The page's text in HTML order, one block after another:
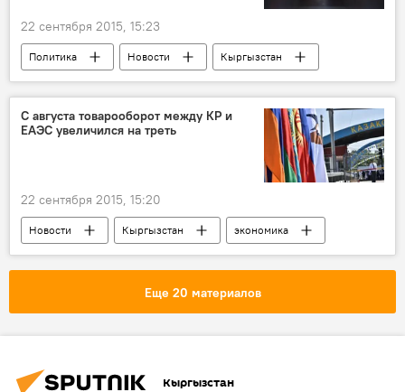
22 сентября 2015, 15:23
Политика Новости
Кыргызстан
Владимир Путин
конференция
С августа товарооборот между КР и
ЕАЭС увеличился на треть
22 сентября 2015, 15:20
Новости Кыргызстан
экономика
Казахстан
Олег Панкратов
Еще 20 материалов
Кыргызстан